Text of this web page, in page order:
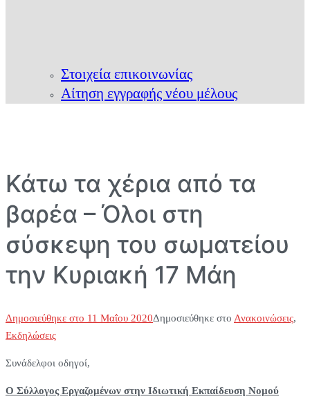
Στοιχεία επικοινωνίας
Αίτηση εγγραφής νέου μέλους
Κάτω τα χέρια από τα
βαρέα – Όλοι στη
σύσκεψη του σωματείου
την Κυριακή 17 Μάη
Δημοσιεύθηκε στο 11 Μαΐου 2020Δημοσιεύθηκε στο Ανακοινώσεις,
Εκδηλώσεις
Συνάδελφοι οδηγοί,
Ο Σύλλογος Εργαζομένων στην Ιδιωτική Εκπαίδευση Νομού